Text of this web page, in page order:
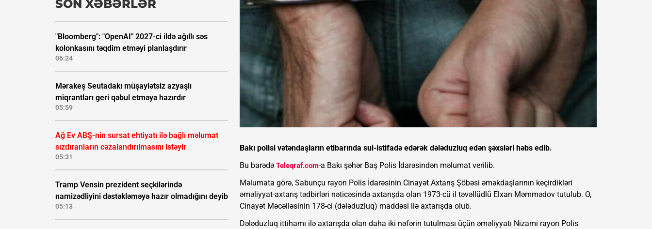
SON XƏBƏRLƏR
"Bloomberg": "OpenAI" 2027-ci ildə ağıllı səs
kolonkasını təqdim etməyi planlaşdırır
06:24
Mərakeş Seutadakı müşayiətsiz azyaşlı
miqrantları geri qəbul etməyə hazırdır
05:59
Ağ Ev ABŞ-nin sursat ehtiyatı ilə bağlı məlumat
sızdıranların cəzalandırılmasını istəyir
05:31
Tramp Vensin prezident seçkilərində
namizədliyini dəstəkləməyə hazır olmadığını deyib
05:13
Bakı polisi vətəndaşların etibarında sui-istifadə edərək dələduzluq edən şəxsləri həbs edib.
Bu barədə Teleqraf.com-a Bakı şəhər Baş Polis İdarəsindən məlumat verilib.
Məlumata görə, Sabunçu rayon Polis İdarəsinin Cinayət Axtarış Şöbəsi əməkdaşlarının keçirdikləri
əməliyyat-axtarış tədbirləri nəticəsində axtarışda olan 1973-cü il təvəllüdlü Elxan Məmmədov tutulub. O,
Cinayət Məcəlləsinin 178-ci (dələduzluq) maddəsi ilə axtarışda olub.
Dələduzluq ittihamı ilə axtarışda olan daha iki nəfərin tutulması üçün əməliyyatı Nizami rayon Polis